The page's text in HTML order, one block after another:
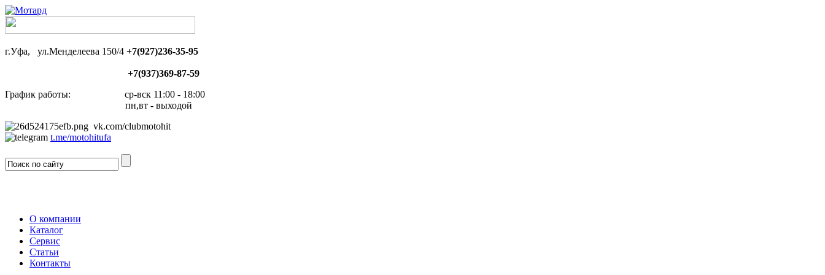
г.Уфа, ул.Менделеева 150/4 +7(927)236-35-95
+7(937)369-87-59
График работы: ср-вск 11:00 - 18:00
пн,вт - выходой
vk.com/clubmotohit
t.me/motohitufa
О компании
Каталог
Сервис
Статьи
Контакты